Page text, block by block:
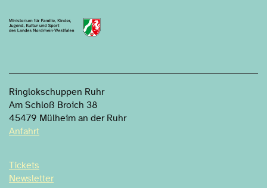
Ringlokschuppen Ruhr
Am Schloß Broich 38
45479 Mülheim an der Ruhr
Anfahrt
Tickets
Newsletter